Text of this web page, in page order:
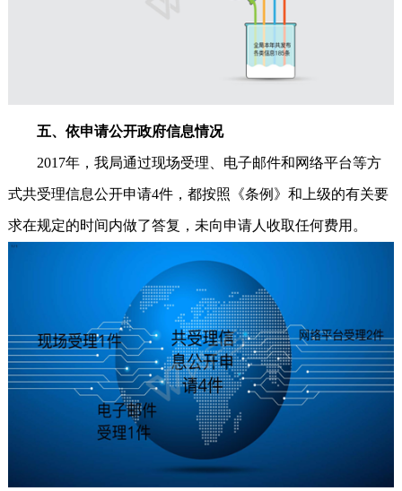
五、依申请公开政府信息情况
2017年，我局通过现场受理、电子邮件和网络平台等方
式共受理信息公开申请4件，都按照《条例》和上级的有关要
求在规定的时间内做了答复，未向申请人收取任何费用。